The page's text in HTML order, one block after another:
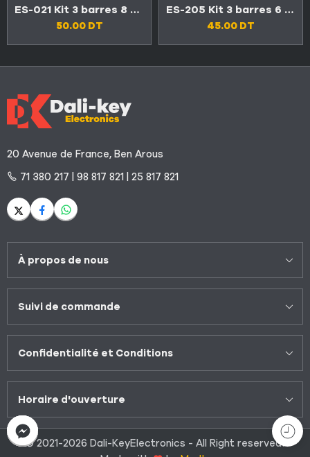
ES-021 Kit 3 barres 8 LED TV SONY 32″
50.00 DT
ES-205 Kit 3 barres 6 LED 3V TV CONDOR 32″ LED32C4500
45.00 DT
20 Avenue de France, Ben Arous
71 380 217 | 98 817 821 | 25 817 821
À propos de nous
Suivi de commande
Confidentialité et Conditions
Horaire d'ouverture
© 2021-2026 Dali-KeyElectronics - All Right reserved!